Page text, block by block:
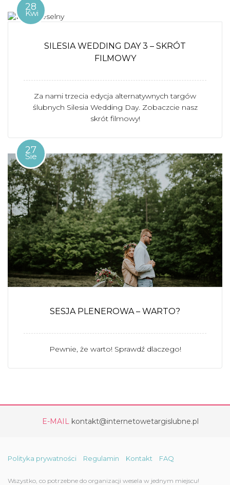
28
Kwi
SILESIA WEDDING DAY 3 – SKRÓT
FILMOWY
Za nami trzecia edycja alternatywnych targów
ślubnych Silesia Wedding Day. Zobaczcie nasz
skrót filmowy!
27
Sie
SESJA PLENEROWA – WARTO?
Pewnie, że warto! Sprawdź dlaczego!
E-MAIL kontakt@internetowetargislubne.pl
Polityka prywatności Regulamin Kontakt FAQ
Wszystko, co potrzebne do organizacji wesela w jednym miejscu!